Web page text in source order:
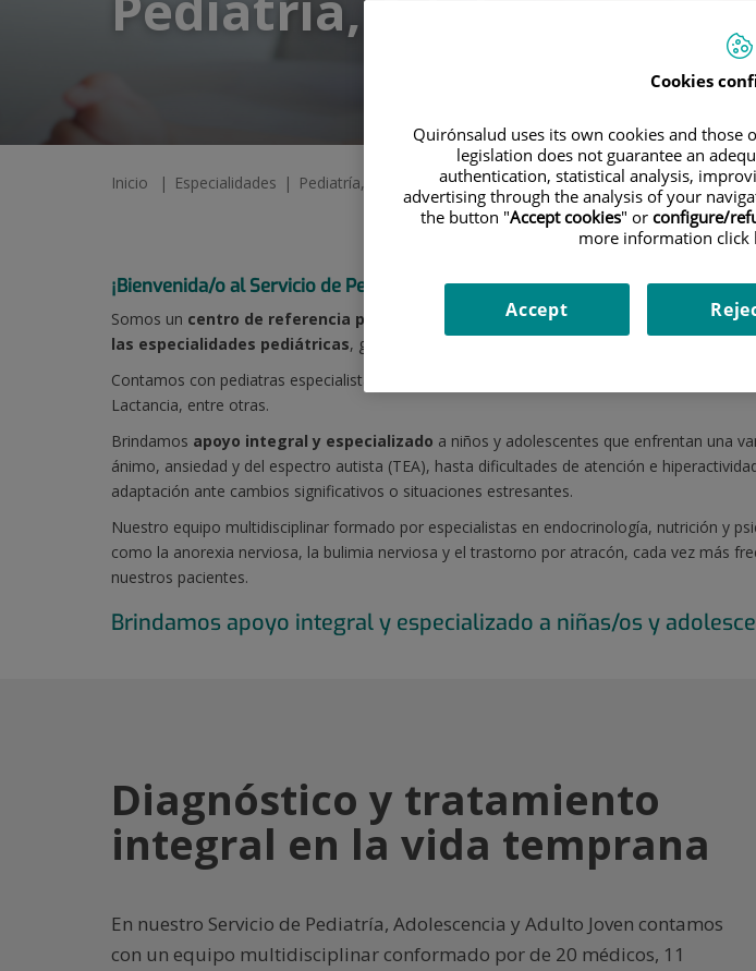
Inicio Especialidades Pediatría, Adolescencia y Adulto Joven
¡Bienvenida/o al Servicio de Pediatría, Adolescencia y Adulto Jóven del
Somos un centro de referencia pediátrica con una amplia trayectoria consolidada en
las especialidades pediátricas, garantizan una atención integral para cada etapa del
Contamos con pediatras especialistas en Endocrinología, Neumología y Alergia,
Lactancia, entre otras.
Brindamos apoyo integral y especializado a niños y adolescentes que enfrentan una
ánimo, ansiedad y del espectro autista (TEA), hasta dificultades de atención e
adaptación ante cambios significativos o situaciones estresantes.
Nuestro equipo multidisciplinar formado por especialistas en endocrinología, nutrición y
como la anorexia nerviosa, la bulimia nerviosa y el trastorno por atracón, cada vez más
nuestros pacientes.
Brindamos apoyo integral y especializado a niñas/os y
Diagnóstico y tratamiento
integral en la vida temprana
En nuestro Servicio de Pediatría, Adolescencia y Adulto Joven contamos
con un equipo multidisciplinar conformado por de 20 médicos, 11
Cookies
Quirónsalud uses its own cookies and
legislation does not guarantee an
authentication, statistical analysis,
advertising through the analysis of your
the button "Accept cookies" or configure/
more information click
Accept